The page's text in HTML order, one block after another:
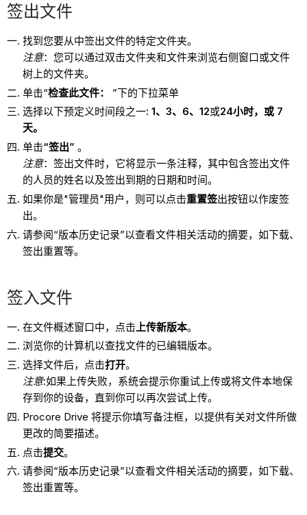
签出文件
找到您要从中签出文件的特定文件夹。
注意：您可以通过双击文件夹和文件来浏览右侧窗口或文件
树上的文件夹。
单击“检查此文件：
”下的下拉菜单
选择以下预定义时间段之一: 1、3、6、12或24小时，或 7
天。
单击“签出” 。
注意：签出文件时，它将显示一条注释，其中包含签出文件
的人员的姓名以及签出到期的日期和时间。
如果你是"管理员"用户，则可以点击重置签出按钮以作废签
出。
请参阅“版本历史记录”以查看文件相关活动的摘要，如下载、
签出重置等。
签入文件
在文件概述窗口中，点击 上传新版本。
浏览你的计算机以查找文件的已编辑版本。
选择文件后，点击打开。
注意:如果上传失败，系统会提示你重试上传或将文件本地保
存到你的设备，直到你可以再次尝试上传。
Procore Drive 将提示你填写备注框，以提供有关对文件所做
更改的简要描述。
点击提交。
请参阅“版本历史记录”以查看文件相关活动的摘要，如下载、
签出重置等。